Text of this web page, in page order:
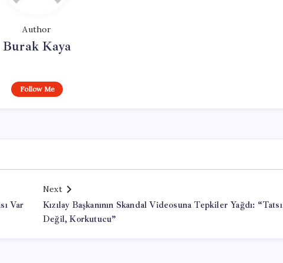
Author
Burak Kaya
Follow Me
Var
Next
Kızılay Başkanının Skandal Videosuna Tepkiler Yağdı:
Değil, Korkutucu”